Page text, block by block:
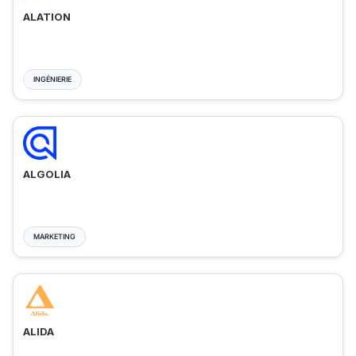
ALATION
INGÉNIERIE
ALGOLIA
MARKETING
ALIDA